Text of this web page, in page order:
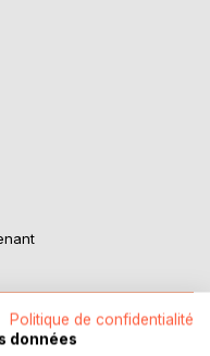
Politique de confidentialité
données